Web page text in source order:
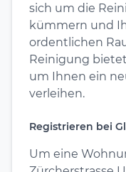
sich um die
kümmern und
ordentlichen
Reinigung
um Ihnen ein
verleihen.
Registrieren bei
Um eine